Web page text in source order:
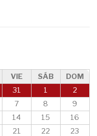
VIE SÁB
DOM
31 1
2
7 8
9
14 15
16
21 22
23